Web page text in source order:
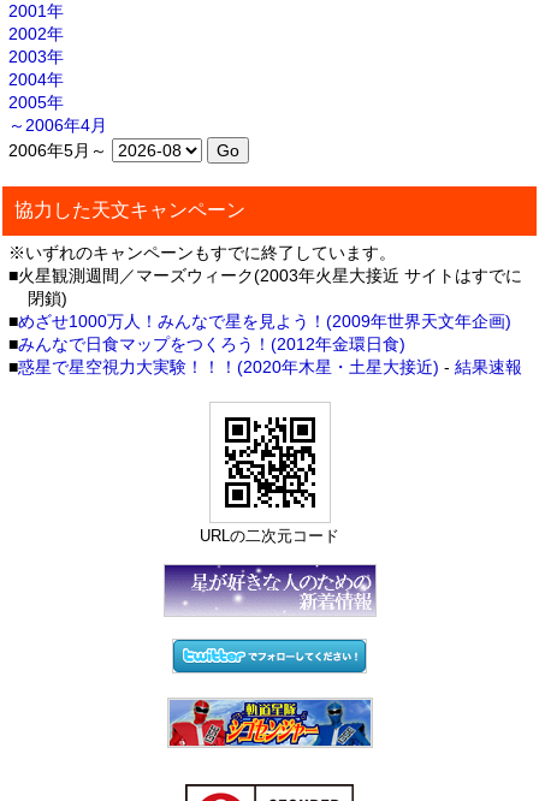
2001年
2002年
2003年
2004年
2005年
～2006年4月
2006年5月～
協力した天文キャンペーン
※いずれのキャンペーンもすでに終了しています。
■火星観測週間／マーズウィーク(2003年火星大接近 サイトはすでに
閉鎖)
■めざせ1000万人！みんなで星を見よう！(2009年世界天文年企画)
■みんなで日食マップをつくろう！(2012年金環日食)
■惑星で星空視力大実験！！！(2020年木星・土星大接近) - 結果速報
URLの二次元コード